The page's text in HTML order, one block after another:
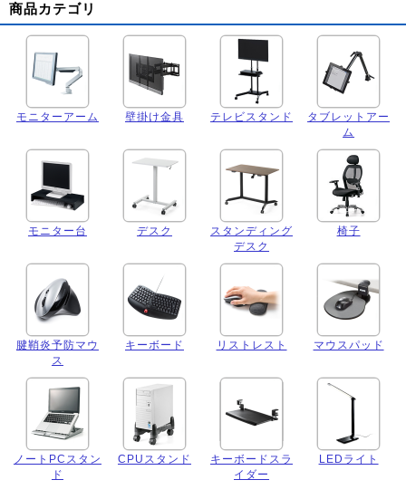
商品カテゴリ
モニターアーム 壁掛け金具 テレビスタンド
タブレットアー
ム
モニター台 デスク
スタンディング
デスク
椅子
腱鞘炎予防マウ
ス
キーボード リストレスト マウスパッド
ノートPCスタン
ド
CPUスタンド
キーボードスラ
イダー
LEDライト